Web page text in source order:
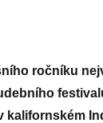
ročníku
kalifornském